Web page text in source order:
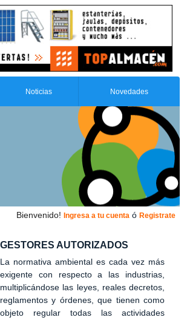
Noticias Novedades
Bienvenido! Ingresa a tu cuenta ó Registrate
GESTORES AUTORIZADOS
La normativa ambiental es cada vez más
exigente con respecto a las industrias,
multiplicándose las leyes, reales decretos,
reglamentos y órdenes, que tienen como
objeto regular todas las actividades